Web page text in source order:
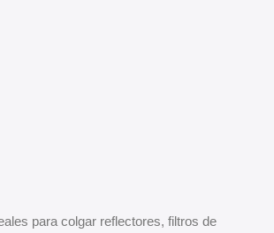
para colgar reflectores, filtros de